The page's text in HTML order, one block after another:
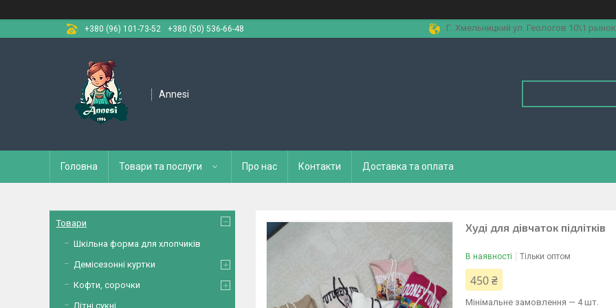
+380 (96) 101-73-52 +380 (50) 536-66-48 Г. Хмельницкий ул. Геологов 10\1
Annesi
Головна Товари та послуги Про нас Контакти Доставка та оплата
Худі для дівчаток підлітків
В наявності Тільки оптом
450 ₴
Мінімальне замовлення — 4 шт.
Товари
Шкільна форма для хлопчиків
Демісезонні куртки
Кофти, сорочки
Літні сукні